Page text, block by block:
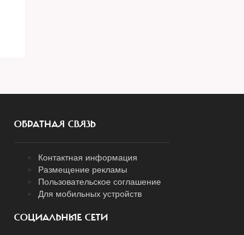
ОБРАТНАЯ СВЯЗЬ
Контактная информация
Размещение рекламы
Пользовательское соглашение
Для мобильных устройств
СОЦИАЛЬНЫЕ СЕТИ